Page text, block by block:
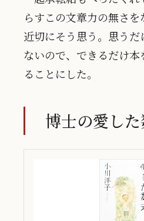
らすこの文章力の無さ
近切にそう思う。思う
ないので、できるだけ
ることにした。
博士の愛し